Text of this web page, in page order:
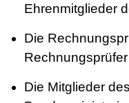
Ehrenmitglieder
Die
Rechnungsprüfer
Die Mitglieder